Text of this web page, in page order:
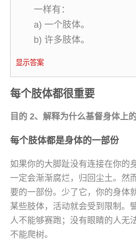
一样有：
a) 一个肢体。
b) 许多肢体。
显示答案
每个肢体都很重要
目的 2、解释为什么基督身体上
每个肢体都是身体的一部份
如果你的大脚趾没有连接在你的
一定会渐渐腐烂，归回尘土。然
要的一部份。少了它，你的身体
某些肢体，活动就会受到限制。
人不能够赛跑；没有眼睛的人无
不能爬树。